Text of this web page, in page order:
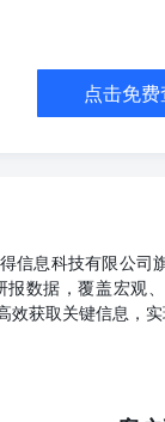
偏强，小盘转债领
转让5.81%股份；
户使用。 2.本报告
时期，本公司可能
表达与本公司业务
起的任何法律责任
用、刊登或发表等
所有。
点击免
信息科技有限公司
数据，覆盖宏观
获取关键信息，实